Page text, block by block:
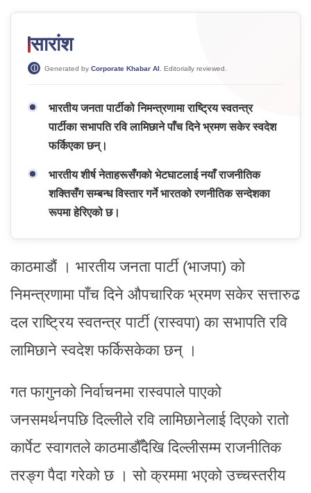
सारांश
Generated by Corporate Khabar AI . Editorially reviewed.
भारतीय जनता पार्टीको निमन्त्रणामा राष्ट्रिय स्वतन्त्र
पार्टीका सभापति रवि लामिछाने पाँच दिने भ्रमण सकेर स्वदेश
फर्किएका छन्।
भारतीय शीर्ष नेताहरूसँगको भेटघाटलाई नयाँ राजनीतिक
शक्तिसँग सम्बन्ध विस्तार गर्ने भारतको रणनीतिक सन्देशका
रूपमा हेरिएको छ।
काठमाडौं । भारतीय जनता पार्टी (भाजपा) को
निमन्त्रणामा पाँच दिने औपचारिक भ्रमण सकेर सत्तारुढ
दल राष्ट्रिय स्वतन्त्र पार्टी (रास्वपा) का सभापति रवि
लामिछाने स्वदेश फर्किसकेका छन् ।
गत फागुनको निर्वाचनमा रास्वपाले पाएको
जनसमर्थनपछि दिल्लीले रवि लामिछानेलाई दिएको रातो
कार्पेट स्वागतले काठमाडौँदेखि दिल्लीसम्म राजनीतिक
तरङ्ग पैदा गरेको छ । सो क्रममा भएको उच्चस्तरीय